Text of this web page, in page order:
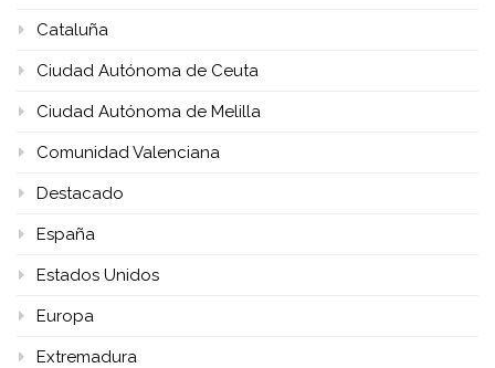
Cataluña
Ciudad Autónoma de Ceuta
Ciudad Autónoma de Melilla
Comunidad Valenciana
Destacado
España
Estados Unidos
Europa
Extremadura